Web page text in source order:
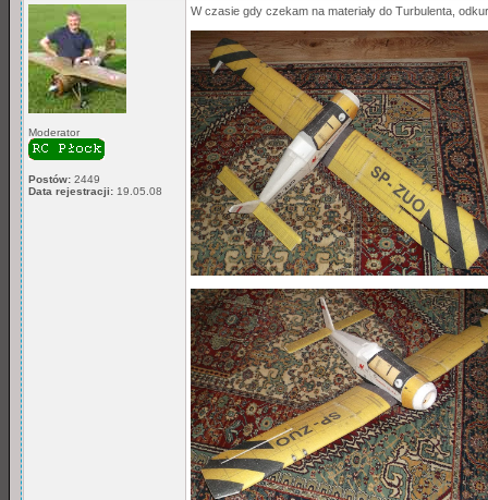
Moderator
Postów: 2449
Data rejestracji: 19.05.08
W czasie gdy czekam na materiały do Turbulenta,